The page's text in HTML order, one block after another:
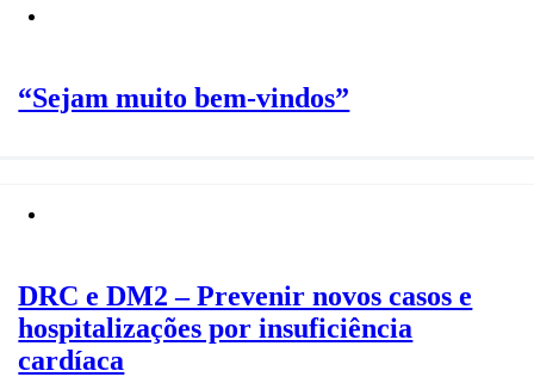
“Sejam muito bem-vindos”
DRC e DM2 – Prevenir novos casos e
hospitalizações por insuficiência
cardíaca